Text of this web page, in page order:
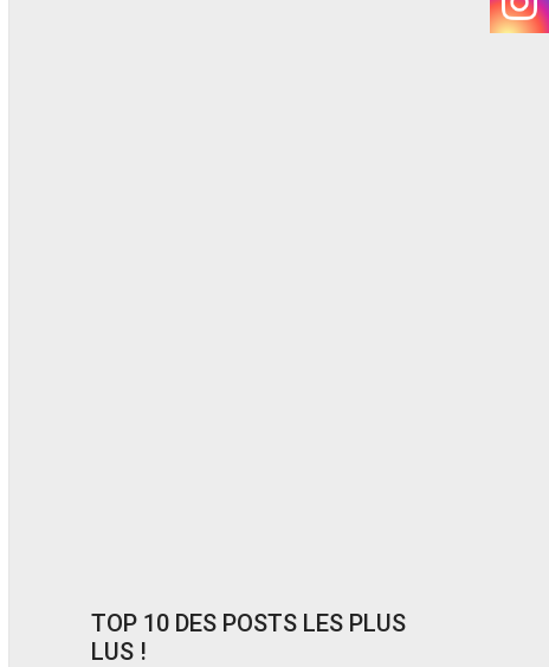
TOP 10 DES POSTS LES PLUS
LUS !